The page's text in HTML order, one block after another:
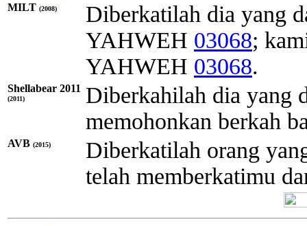
MILT (2008)
Diberkatilah dia yang
YAHWEH 03068;
YAHWEH 03068.
Shellabear 2011
(2011)
Diberkahilah dia yang
memohonkan berkah
AVB (2015)
Diberkatilah orang
telah memberkatimu